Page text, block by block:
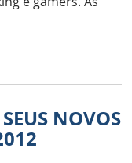
NOVOS